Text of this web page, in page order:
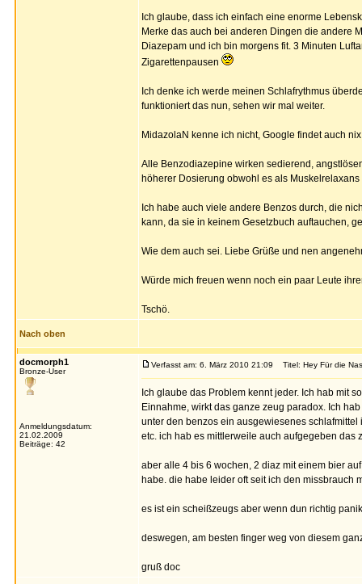
Ich glaube, dass ich einfach eine enorme
Merke das auch bei anderen Dingen die andere
Diazepam und ich bin morgens fit. 3 Minuten
Zigarettenpausen
Ich denke ich werde meinen Schlafrythmus
funktioniert das nun, sehen wir mal weiter.
MidazolaN kenne ich nicht, Google findet auch
Alle Benzodiazepine wirken sedierend,
höherer Dosierung obwohl es als Muskelrelaxans
Ich habe auch viele andere Benzos durch, die
kann, da sie in keinem Gesetzbuch auftauchen,
Wie dem auch sei. Liebe Grüße und nen
Würde mich freuen wenn noch ein paar Leute
Tschö.
Nach oben
docmorph1
Bronze-User
Anmeldungsdatum:
21.02.2009
Beiträge: 42
Verfasst am: 6. März 2010 21:09 Titel: Hey Für die
Ich glaube das Problem kennt jeder. Ich hab mit
Einnahme, wirkt das ganze zeug paradox. Ich
unter den benzos ein ausgewiesenes
etc. ich hab es mittlerweile auch aufgegeben
aber alle 4 bis 6 wochen, 2 diaz mit einem bier
habe. die habe leider oft seit ich den missbrauch
es ist ein scheißzeugs aber wenn dun richtig
deswegen, am besten finger weg von diesem
gruß doc